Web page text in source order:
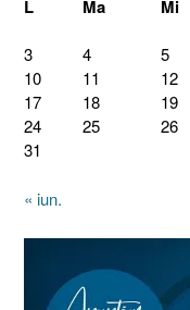
L Ma Mi
3
4 5
10
11 12
17
18 19
24
25 26
31
« iun.